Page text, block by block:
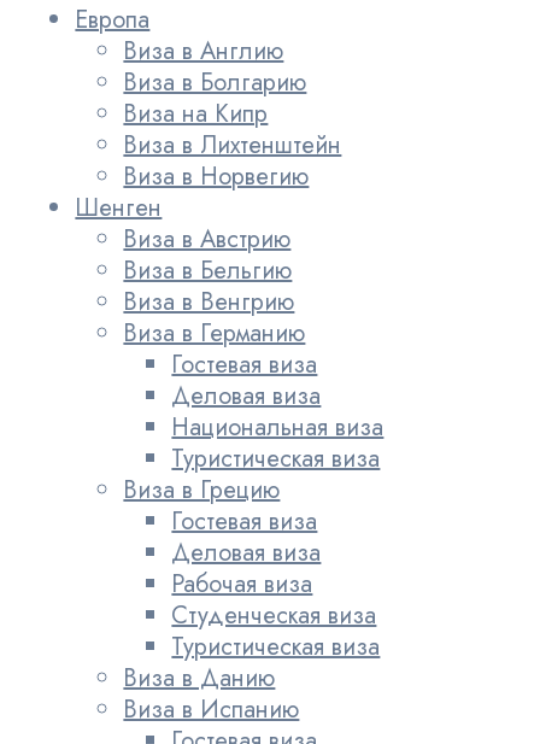
Европа
Виза в Англию
Виза в Болгарию
Виза на Кипр
Виза в Лихтенштейн
Виза в Норвегию
Шенген
Виза в Австрию
Виза в Бельгию
Виза в Венгрию
Виза в Германию
Гостевая виза
Деловая виза
Национальная виза
Туристическая виза
Виза в Грецию
Гостевая виза
Деловая виза
Рабочая виза
Студенческая виза
Туристическая виза
Виза в Данию
Виза в Испанию